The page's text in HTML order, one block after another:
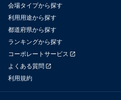
会場タイプから探す
利用用途から探す
都道府県から探す
ランキングから探す
コーポレートサービス
よくある質問
利用規約